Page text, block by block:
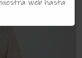
nuestra web hasta